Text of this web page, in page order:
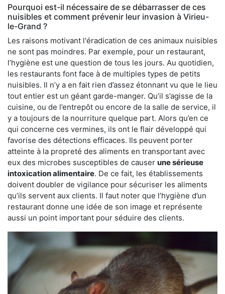
Pourquoi est-il nécessaire de se débarrasser de ces
nuisibles et comment prévenir leur invasion à Virieu-
le-Grand ?
Les raisons motivant l'éradication de ces animaux nuisibles
ne sont pas moindres. Par exemple, pour un restaurant,
l’hygiène est une question de tous les jours. Au quotidien,
les restaurants font face à de multiples types de petits
nuisibles. Il n’y a en fait rien d’assez étonnant vu que le lieu
tout entier est un géant garde-manger. Qu’il s’agisse de la
cuisine, ou de l’entrepôt ou encore de la salle de service, il
y a toujours de la nourriture quelque part. Alors qu’en ce
qui concerne ces vermines, ils ont le flair développé qui
favorise des détections efficaces. Ils peuvent porter
atteinte à la propreté des aliments en transportant avec
eux des microbes susceptibles de causer une sérieuse
intoxication alimentaire. De ce fait, les établissements
doivent doubler de vigilance pour sécuriser les aliments
qu’ils servent aux clients. Il faut noter que l’hygiène d’un
restaurant donne une idée de son image et représente
aussi un point important pour séduire des clients.